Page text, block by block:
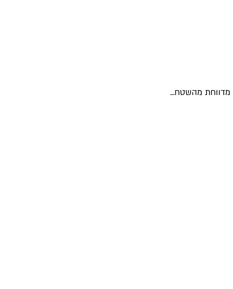
מדווחת מהשטח...